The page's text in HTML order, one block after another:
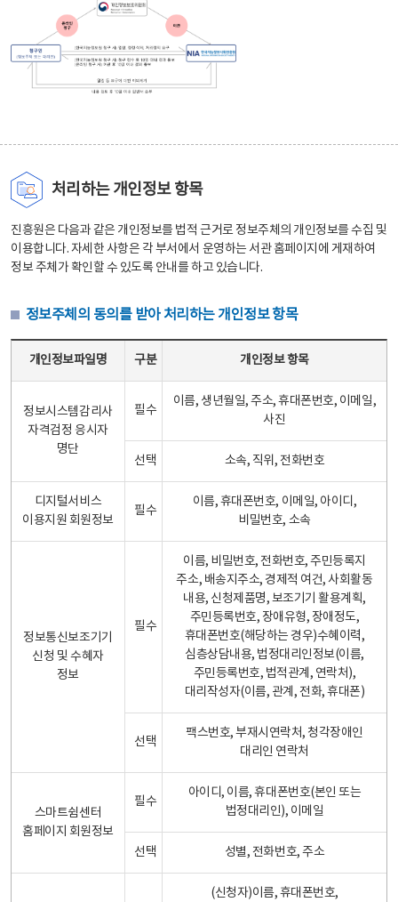
처리하는 개인정보 항목
진흥원은 다음과 같은 개인정보를 법적 근거로 정보주체의 개인정보를 수집 및
이용합니다. 자세한 사항은 각 부서에서 운영하는 서관 홈페이지에 게재하여
정보 주체가 확인할 수 있도록 안내를 하고 있습니다.
정보주체의 동의를 받아 처리하는 개인정보 항목
개인정보파일명 구분 개인정보 항목
정보시스템감리사
자격검정 응시자
명단
필수
이름, 생년월일, 주소, 휴대폰번호, 이메일,
사진
선택 소속, 직위, 전화번호
디지털서비스
이용지원 회원정보
필수
이름, 휴대폰번호, 이메일, 아이디,
비밀번호, 소속
정보통신보조기기
신청 및 수혜자
정보
필수
이름, 비밀번호, 전화번호, 주민등록지
주소, 배송지주소, 경제적 여건, 사회활동
내용, 신청제품명, 보조기기 활용계획,
주민등록번호, 장애유형, 장애정도,
휴대폰번호(해당하는 경우)수혜이력,
심층상담내용, 법정대리인정보(이름,
주민등록번호, 법적관계, 연락처),
대리작성자(이름, 관계, 전화, 휴대폰)
선택
팩스번호, 부재시연락처, 청각장애인
대리인 연락처
스마트쉼센터
홈페이지 회원정보
필수
아이디, 이름, 휴대폰번호(본인 또는
법정대리인), 이메일
선택 성별, 전화번호, 주소
(신청자)이름, 휴대폰번호,